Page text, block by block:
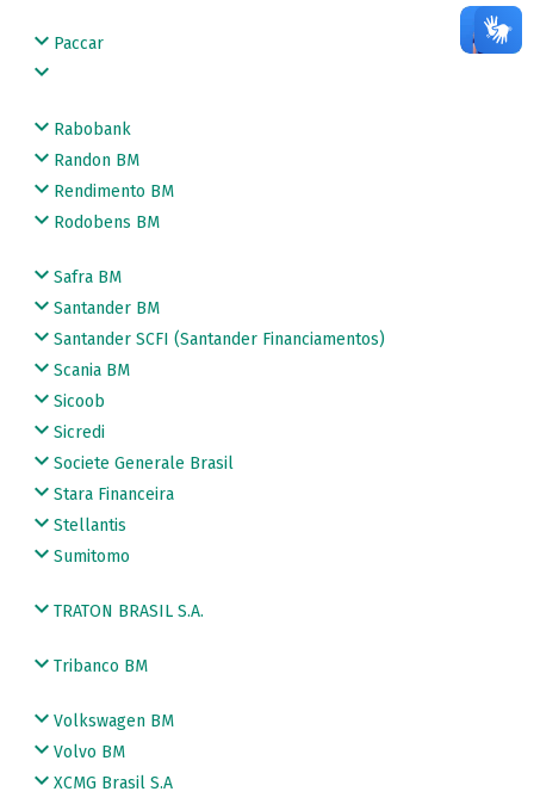
Paccar
Rabobank
Randon BM
Rendimento BM
Rodobens BM
Safra BM
Santander BM
Santander SCFI (Santander Financiamentos)
Scania BM
Sicoob
Sicredi
Societe Generale Brasil
Stara Financeira
Stellantis
Sumitomo
TRATON BRASIL S.A.
Tribanco BM
Volkswagen BM
Volvo BM
XCMG Brasil S.A